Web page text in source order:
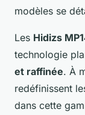
modèles se
Les Hidizs
technologie
et raffinée. À
redéfinissent
dans cette